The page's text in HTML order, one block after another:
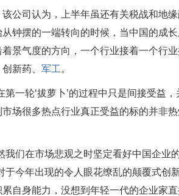
公司认为，上半年虽还有关税战和地
钟摆的一端转向的时候，当中国的成
景气度的方向，一个行业接着一个行
创新药 军工 。
第一轮‘拔萝卜’的过程中只是间接受益
场很多热点行业真正受益的标的并非
我们在市场悲观之时坚定看好中国企
于今年出现的令人眼花缭乱的颠覆式创
自身能力，没想到年轻一代的企业家